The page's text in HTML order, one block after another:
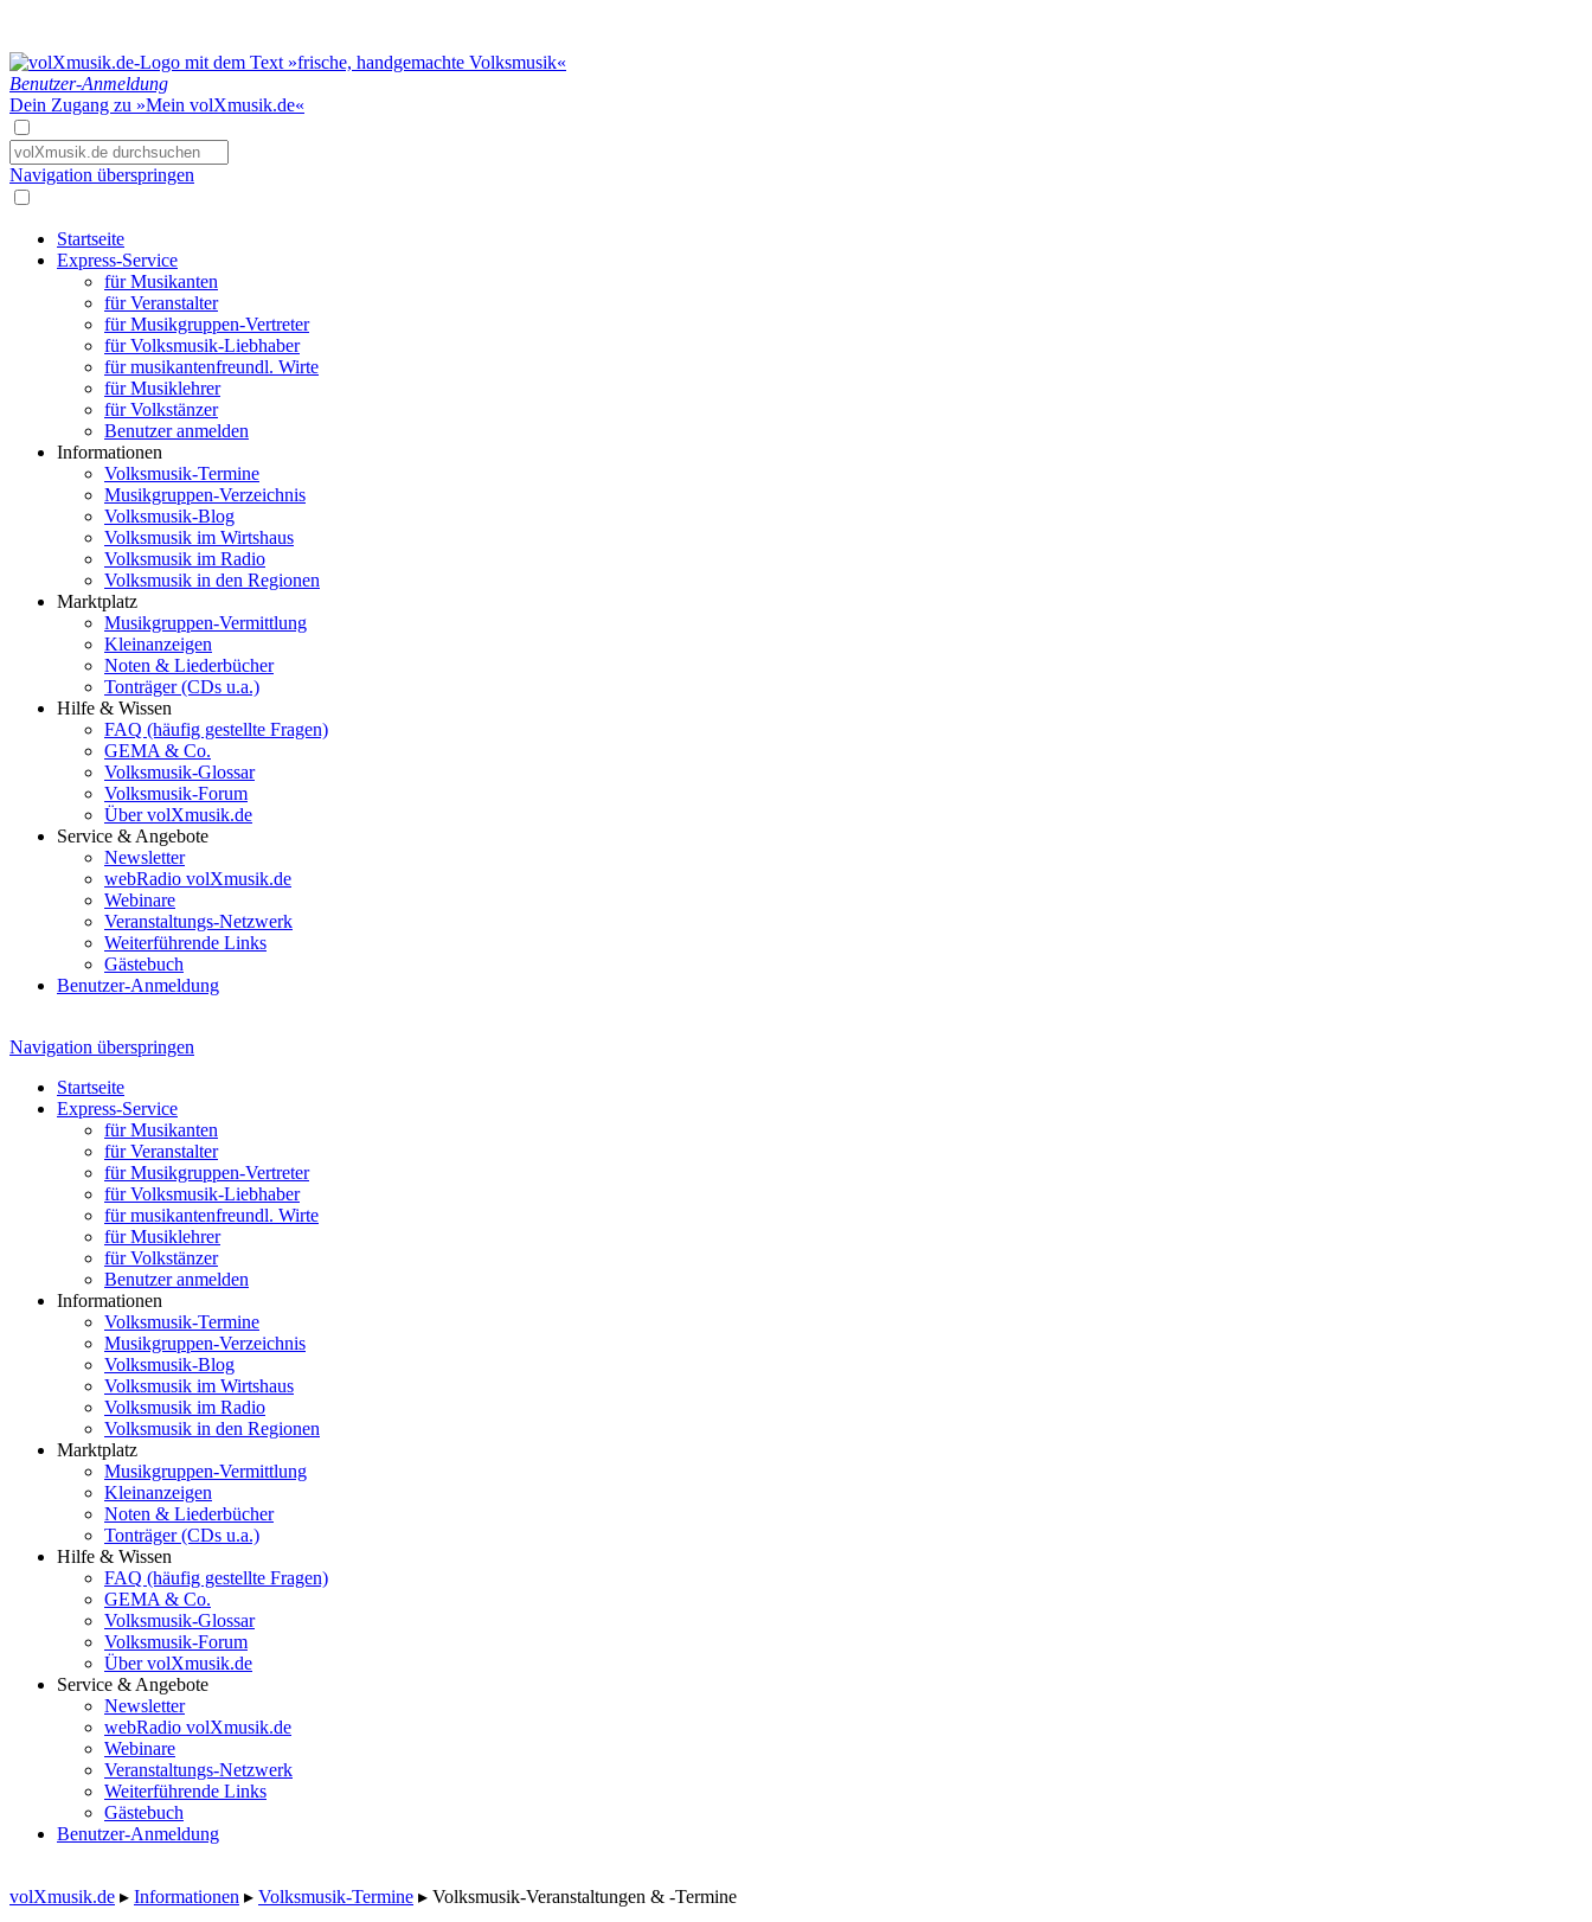
Benutzer-Anmeldung
Dein Zugang zu »Mein volXmusik.de«
Navigation überspringen
Startseite
Express-Service
für Musikanten
für Veranstalter
für Musikgruppen-Vertreter
für Volksmusik-Liebhaber
für musikantenfreundl. Wirte
für Musiklehrer
für Volkstänzer
Benutzer anmelden
Informationen
Volksmusik-Termine
Musikgruppen-Verzeichnis
Volksmusik-Blog
Volksmusik im Wirtshaus
Volksmusik im Radio
Volksmusik in den Regionen
Marktplatz
Musikgruppen-Vermittlung
Kleinanzeigen
Noten & Liederbücher
Tonträger (CDs u.a.)
Hilfe & Wissen
FAQ (häufig gestellte Fragen)
GEMA & Co.
Volksmusik-Glossar
Volksmusik-Forum
Über volXmusik.de
Service & Angebote
Newsletter
webRadio volXmusik.de
Webinare
Veranstaltungs-Netzwerk
Weiterführende Links
Gästebuch
Benutzer-Anmeldung
Navigation überspringen
Startseite
Express-Service
für Musikanten
für Veranstalter
für Musikgruppen-Vertreter
für Volksmusik-Liebhaber
für musikantenfreundl. Wirte
für Musiklehrer
für Volkstänzer
Benutzer anmelden
Informationen
Volksmusik-Termine
Musikgruppen-Verzeichnis
Volksmusik-Blog
Volksmusik im Wirtshaus
Volksmusik im Radio
Volksmusik in den Regionen
Marktplatz
Musikgruppen-Vermittlung
Kleinanzeigen
Noten & Liederbücher
Tonträger (CDs u.a.)
Hilfe & Wissen
FAQ (häufig gestellte Fragen)
GEMA & Co.
Volksmusik-Glossar
Volksmusik-Forum
Über volXmusik.de
Service & Angebote
Newsletter
webRadio volXmusik.de
Webinare
Veranstaltungs-Netzwerk
Weiterführende Links
Gästebuch
Benutzer-Anmeldung
volXmusik.de ▸ Informationen ▸ Volksmusik-Termine ▸ Volksmusik-Veranstaltungen & -Termine